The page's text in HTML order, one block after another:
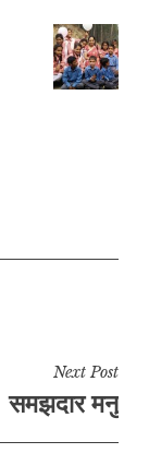
Next Post
समझदार मनु